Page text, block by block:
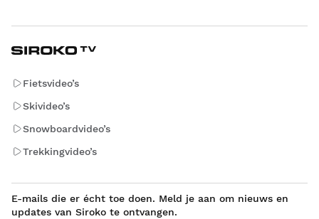
Fietsvideo’s
Skivideo’s
Snowboardvideo’s
Trekkingvideo’s
E-mails die er écht toe doen. Meld je aan om nieuws en
updates van Siroko te ontvangen.